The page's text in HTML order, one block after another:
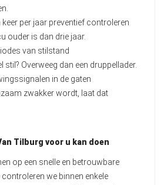
keer per jaar preventief controleren
ouder is dan drie jaar.
van stilstand
stil? Overweeg dan een druppellader.
in de gaten
zwakker wordt, laat dat
Tilburg voor u kan doen
op een snelle en betrouwbare
we binnen enkele